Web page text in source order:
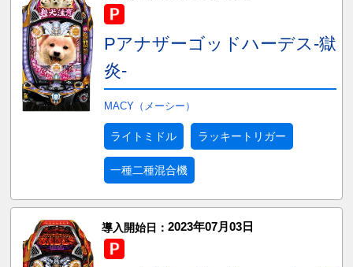
Pアナザーゴッドハーデス-獄
炎-
MACY（メーシー）
ライトミドル ラッキートリガー
一種二種混合機
導入開始日： 2023年07月03日